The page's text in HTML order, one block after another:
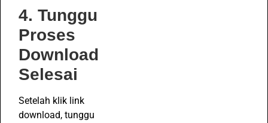
4. Tunggu
Proses
Download
Selesai
Setelah klik link
download, tunggu